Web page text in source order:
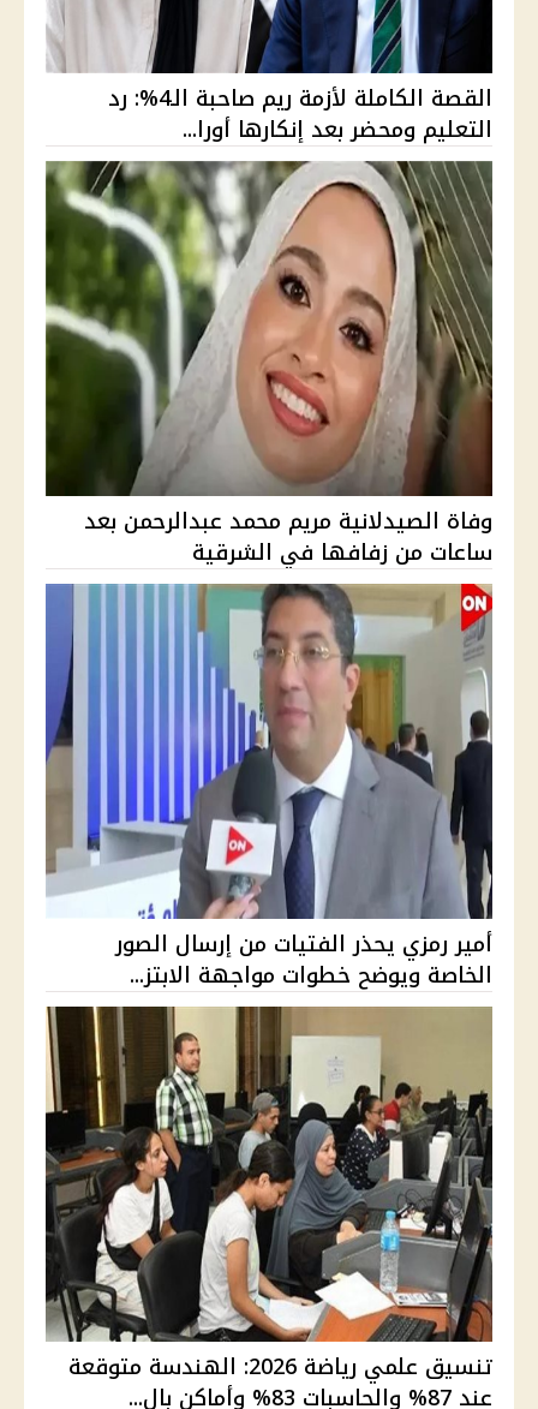
القصة الكاملة لأزمة ريم صاحبة الـ4%: رد
التعليم ومحضر بعد إنكارها أورا...
وفاة الصيدلانية مريم محمد عبدالرحمن بعد
ساعات من زفافها في الشرقية
أمير رمزي يحذر الفتيات من إرسال الصور
الخاصة ويوضح خطوات مواجهة الابتز...
تنسيق علمي رياضة 2026: الهندسة متوقعة
عند 87% والحاسبات 83% وأماكن بال...